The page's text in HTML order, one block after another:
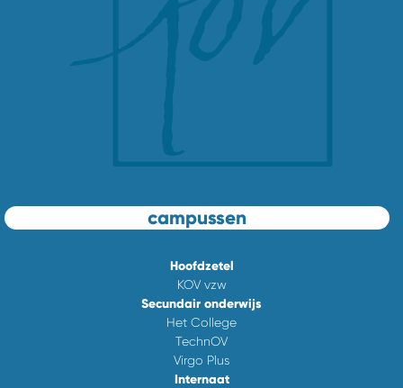
campussen
Hoofdzetel
KOV vzw
Secundair onderwijs
Het College
TechnOV
Virgo Plus
Internaat